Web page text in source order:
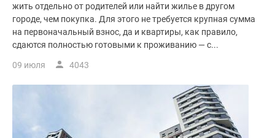
жить отдельно от родителей или найти жилье в другом
городе, чем покупка. Для этого не требуется крупная сумма
на первоначальный взнос, да и квартиры, как правило,
сдаются полностью готовыми к проживанию — с...
09 июля 4043